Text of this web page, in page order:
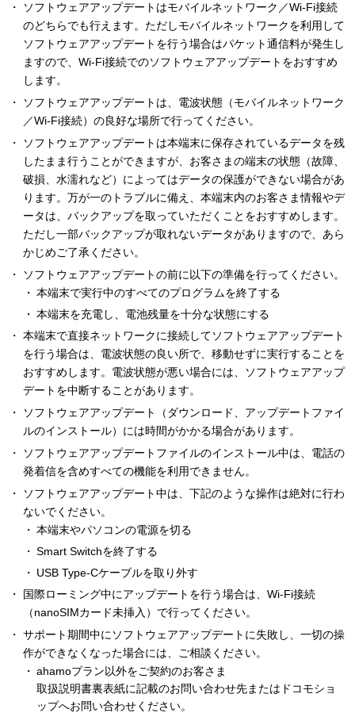
ソフトウェアアップデートはモバイルネットワーク／Wi-Fi接続
のどちらでも行えます。ただしモバイルネットワークを利用して
ソフトウェアアップデートを行う場合はパケット通信料が発生し
ますので、Wi-Fi接続でのソフトウェアアップデートをおすすめ
します。
ソフトウェアアップデートは、電波状態（モバイルネットワーク
／Wi-Fi接続）の良好な場所で行ってください。
ソフトウェアアップデートは本端末に保存されているデータを残
したまま行うことができますが、お客さまの端末の状態（故障、
破損、水濡れなど）によってはデータの保護ができない場合があ
ります。万が一のトラブルに備え、本端末内のお客さま情報やデ
ータは、バックアップを取っていただくことをおすすめします。
ただし一部バックアップが取れないデータがありますので、あら
かじめご了承ください。
ソフトウェアアップデートの前に以下の準備を行ってください。
本端末で実行中のすべてのプログラムを終了する
本端末を充電し、電池残量を十分な状態にする
本端末で直接ネットワークに接続してソフトウェアアップデート
を行う場合は、電波状態の良い所で、移動せずに実行することを
おすすめします。電波状態が悪い場合には、ソフトウェアアップ
デートを中断することがあります。
ソフトウェアアップデート（ダウンロード、アップデートファイ
ルのインストール）には時間がかかる場合があります。
ソフトウェアアップデートファイルのインストール中は、電話の
発着信を含めすべての機能を利用できません。
ソフトウェアアップデート中は、下記のような操作は絶対に行わ
ないでください。
本端末やパソコンの電源を切る
Smart Switchを終了する
USB Type-Cケーブルを取り外す
国際ローミング中にアップデートを行う場合は、Wi-Fi接続
（nanoSIMカード未挿入）で行ってください。
サポート期間中にソフトウェアアップデートに失敗し、一切の操
作ができなくなった場合には、ご相談ください。
ahamoプラン以外をご契約のお客さま
取扱説明書裏表紙に記載のお問い合わせ先またはドコモショ
ップへお問い合わせください。